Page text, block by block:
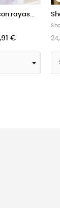
con...
21,21 €